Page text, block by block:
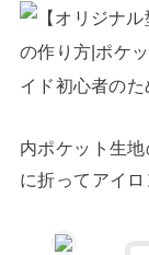
内ポケット生
に折ってアイロ